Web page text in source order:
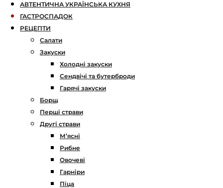
АВТЕНТИЧНА УКРАЇНСЬКА КУХНЯ
ГАСТРОСПАДОК
РЕЦЕПТИ
Салати
Закуски
Холодні закуски
Сендвічі та бутерброди
Гарячі закуски
Борщ
Перші страви
Другі страви
М’ясні
Рибне
Овочеві
Гарніри
Піца